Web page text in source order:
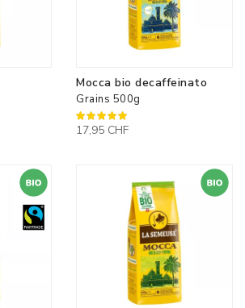
Mocca bio decaffeinato
Grains 500g
100%
17,95 CHF